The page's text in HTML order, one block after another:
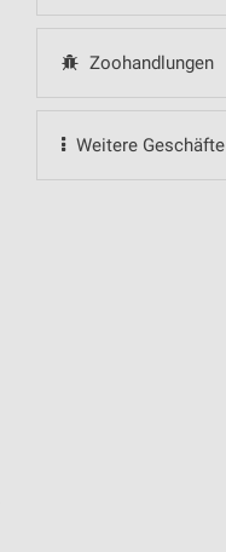
Zoohandlungen
Weitere Geschäfte